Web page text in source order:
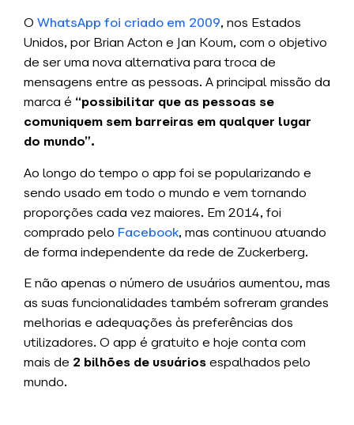
O WhatsApp foi criado em 2009, nos Estados
Unidos, por Brian Acton e Jan Koum, com o objetivo
de ser uma nova alternativa para troca de
mensagens entre as pessoas. A principal missão da
marca é “possibilitar que as pessoas se
comuniquem sem barreiras em qualquer lugar
do mundo”.
Ao longo do tempo o app foi se popularizando e
sendo usado em todo o mundo e vem tornando
proporções cada vez maiores. Em 2014, foi
comprado pelo Facebook, mas continuou atuando
de forma independente da rede de Zuckerberg.
E não apenas o número de usuários aumentou, mas
as suas funcionalidades também sofreram grandes
melhorias e adequações às preferências dos
utilizadores. O app é gratuito e hoje conta com
mais de 2 bilhões de usuáriosespalhados pelo
mundo.